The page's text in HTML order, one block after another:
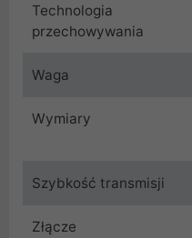
Technologia
przechowywania
Waga
Wymiary
Szybkość transmisji
Złącze